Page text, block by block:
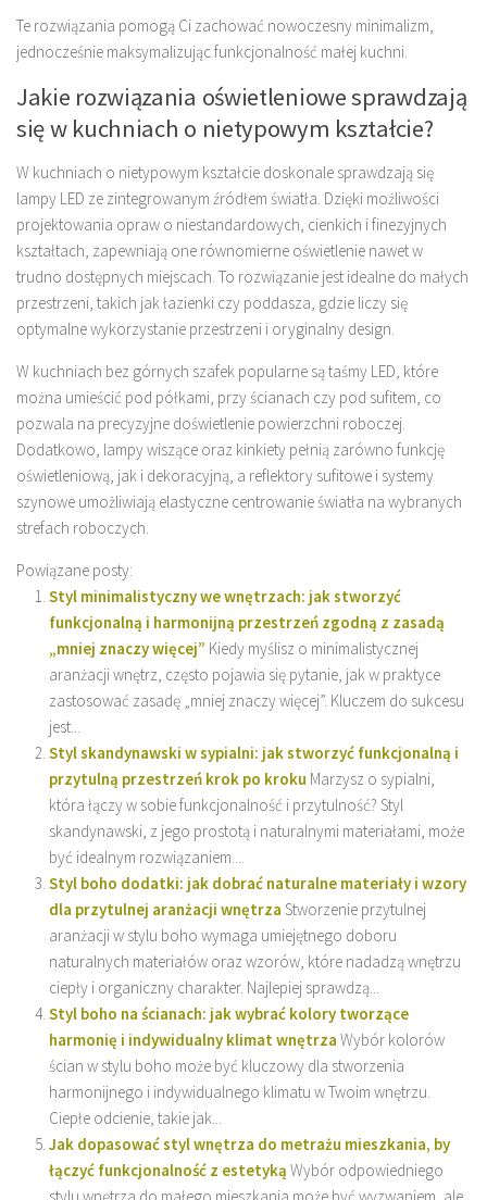
Te rozwiązania pomogą Ci zachować nowoczesny minimalizm,
jednocześnie maksymalizując funkcjonalność małej kuchni.
Jakie rozwiązania oświetleniowe sprawdzają
się w kuchniach o nietypowym kształcie?
W kuchniach o nietypowym kształcie doskonale sprawdzają się
lampy LED ze zintegrowanym źródłem światła. Dzięki możliwości
projektowania opraw o niestandardowych, cienkich i finezyjnych
kształtach, zapewniają one równomierne oświetlenie nawet w
trudno dostępnych miejscach. To rozwiązanie jest idealne do małych
przestrzeni, takich jak łazienki czy poddasza, gdzie liczy się
optymalne wykorzystanie przestrzeni i oryginalny design.
W kuchniach bez górnych szafek popularne są taśmy LED, które
można umieścić pod półkami, przy ścianach czy pod sufitem, co
pozwala na precyzyjne doświetlenie powierzchni roboczej.
Dodatkowo, lampy wiszące oraz kinkiety pełnią zarówno funkcję
oświetleniową, jak i dekoracyjną, a reflektory sufitowe i systemy
szynowe umożliwiają elastyczne centrowanie światła na wybranych
strefach roboczych.
Powiązane posty:
Styl minimalistyczny we wnętrzach: jak stworzyć
funkcjonalną i harmonijną przestrzeń zgodną z zasadą
„mniej znaczy więcej” Kiedy myślisz o minimalistycznej
aranżacji wnętrz, często pojawia się pytanie, jak w praktyce
zastosować zasadę „mniej znaczy więcej”. Kluczem do sukcesu
jest...
Styl skandynawski w sypialni: jak stworzyć funkcjonalną i
przytulną przestrzeń krok po kroku Marzysz o sypialni,
która łączy w sobie funkcjonalność i przytulność? Styl
skandynawski, z jego prostotą i naturalnymi materiałami, może
być idealnym rozwiązaniem....
Styl boho dodatki: jak dobrać naturalne materiały i wzory
dla przytulnej aranżacji wnętrza Stworzenie przytulnej
aranżacji w stylu boho wymaga umiejętnego doboru
naturalnych materiałów oraz wzorów, które nadadzą wnętrzu
ciepły i organiczny charakter. Najlepiej sprawdzą...
Styl boho na ścianach: jak wybrać kolory tworzące
harmonię i indywidualny klimat wnętrza Wybór kolorów
ścian w stylu boho może być kluczowy dla stworzenia
harmonijnego i indywidualnego klimatu w Twoim wnętrzu.
Ciepłe odcienie, takie jak...
Jak dopasować styl wnętrza do metrażu mieszkania, by
łączyć funkcjonalność z estetyką Wybór odpowiedniego
stylu wnętrza do małego mieszkania może być wyzwaniem, ale